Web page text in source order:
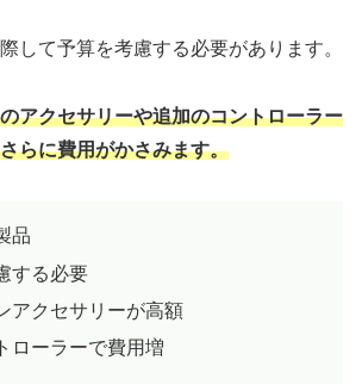
して予算を考慮する必要があります。
アクセサリーや追加のコントローラー
らに費用がかさみます。
品
する必要
アクセサリーが高額
ローラーで費用増